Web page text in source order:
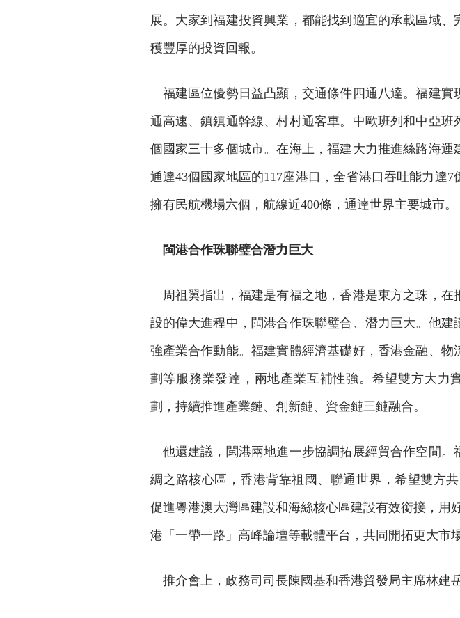
展。大家到福建投資興業，都能找到適宜的承載區域、
穫豐厚的投資回報。
福建區位優勢日益凸顯，交通條件四通八達。福建實
通高速、鎮鎮通幹線、村村通客車。中歐班列和中亞班
個國家三十多個城市。在海上，福建大力推進絲路海運
通達43個國家地區的117座港口，全省港口吞吐能力達7
擁有民航機場六個，航線近400條，通達世界主要城市。
閩港合作珠聯璧合潛力巨大
周祖翼指出，福建是有福之地，香港是東方之珠，在
設的偉大進程中，閩港合作珠聯璧合、潛力巨大。他建
強產業合作動能。福建實體經濟基礎好，香港金融、物
劃等服務業發達，兩地產業互補性強。希望雙方大力
劃，持續推進產業鏈、創新鏈、資金鏈三鏈融合。
他還建議，閩港兩地進一步協調拓展經貿合作空間。
綢之路核心區，香港背靠祖國、聯通世界，希望雙方共
促進粵港澳大灣區建設和海絲核心區建設有效銜接，用
港「一帶一路」高峰論壇等載體平台，共同開拓更大市場
推介會上，政務司司長陳國基和香港貿發局主席林建